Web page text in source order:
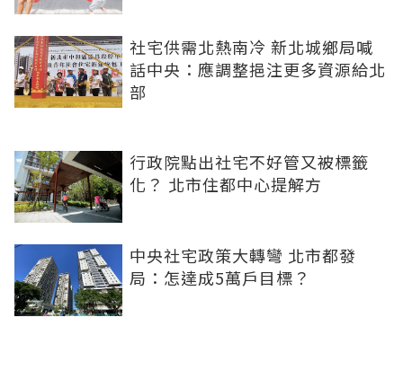
社宅供需北熱南冷 新北城鄉局喊
話中央：應調整挹注更多資源給北
部
行政院點出社宅不好管又被標籤
化？ 北市住都中心提解方
中央社宅政策大轉彎 北市都發
局：怎達成5萬戶目標？